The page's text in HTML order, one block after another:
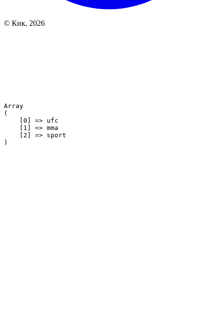
© Кик, 2026
Array
(
    [0] => ufc
    [1] => mma
    [2] => sport